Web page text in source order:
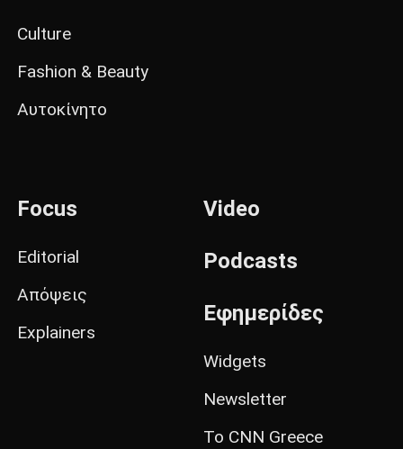
Culture
Fashion & Beauty
Αυτοκίνητο
Focus
Editorial
Απόψεις
Explainers
Video
Podcasts
Εφημερίδες
Widgets
Newsletter
Το CNN Greece